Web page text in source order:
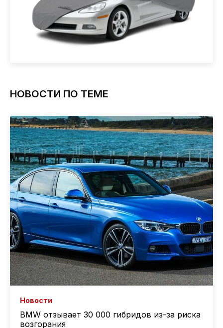
НОВОСТИ ПО ТЕМЕ
Новости
BMW отзывает 30 000 гибридов из-за риска
возгорания